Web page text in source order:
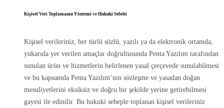
Kişisel Veri Toplamanın Yöntemi ve Hukuki Sebebi
Kişisel verileriniz, her türlü sözlü, yazılı ya da elektronik ortamda,
yukarıda yer verilen amaçlar doğrultusunda Penta Yazılım tarafından
sunulan ürün ve hizmetlerin belirlenen yasal çerçevede sunulabilmesi
ve bu kapsamda Penta Yazılım’nın sözleşme ve yasadan doğan
mesuliyetlerini eksiksiz ve doğru bir şekilde yerine getirebilmesi
gayesi ile edinilir. Bu hukuki sebeple toplanan kişisel verileriniz